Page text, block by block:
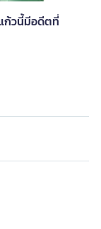
ก้วนี้มีอดีตที่